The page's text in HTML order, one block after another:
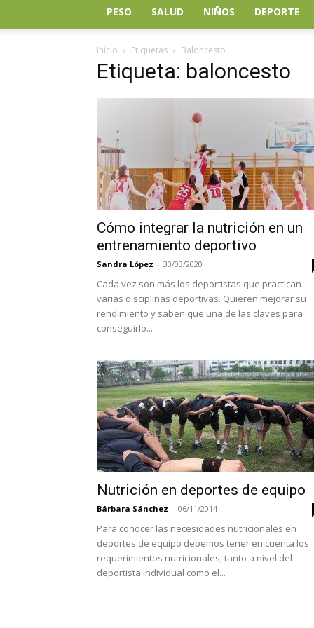
PESO SALUD NIÑOS DEPORTE
Inicio Etiquetas Baloncesto
Etiqueta: baloncesto
Cómo integrar la nutrición en un
entrenamiento deportivo
Sandra López - 30/03/2020
Cada vez son más los deportistas que practican
varias disciplinas deportivas. Quieren mejorar su
rendimiento y saben que una de las claves para
conseguirlo...
Nutrición en deportes de equipo
Bárbara Sánchez - 06/11/2014
Para conocer las necesidades nutricionales en
deportes de equipo debemos tener en cuenta los
requerimientos nutricionales, tanto a nivel del
deportista individual como el...